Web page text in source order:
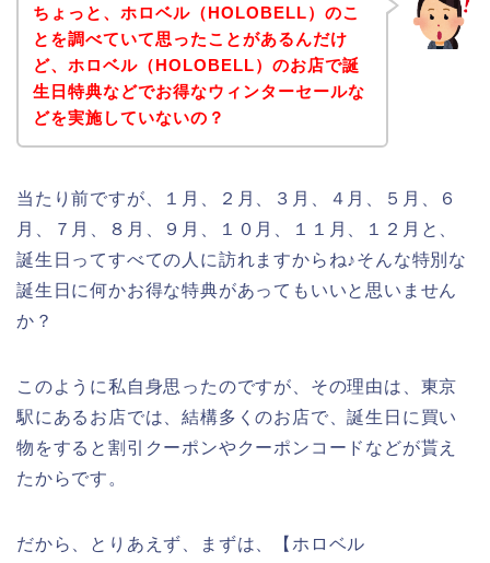
ちょっと、ホロベル（HOLOBELL）のこ
とを調べていて思ったことがあるんだけ
ど、ホロベル（HOLOBELL）のお店で誕
生日特典などでお得なウィンターセールな
どを実施していないの？
当たり前ですが、１月、２月、３月、４月、５月、６
月、７月、８月、９月、１０月、１１月、１２月と、
誕生日ってすべての人に訪れますからね♪そんな特別な
誕生日に何かお得な特典があってもいいと思いません
か？
このように私自身思ったのですが、その理由は、東京
駅にあるお店では、結構多くのお店で、誕生日に買い
物をすると割引クーポンやクーポンコードなどが貰え
たからです。
だから、とりあえず、まずは、【ホロベル